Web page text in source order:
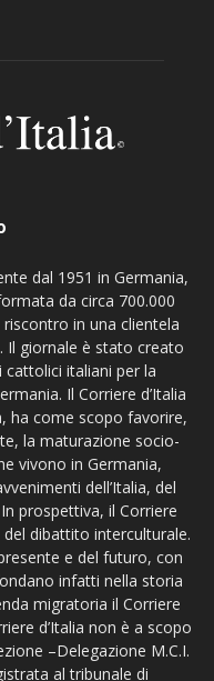
dal 1951 in Germania,
da circa 700.000
in una clientela
Il giornale è stato creato
italiani per la
Il Corriere d’Italia
ha come scopo favorire,
la maturazione socio-
vivono in Germania,
dell’Italia, del
prospettiva, il Corriere
dibattito interculturale.
e del futuro, con
infatti nella storia
migratoria il Corriere
d’Italia non è a scopo
–Delegazione M.C.I.
al tribunale di